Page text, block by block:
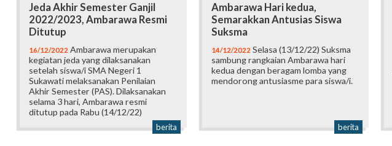
Jeda Akhir Semester Ganjil
2022/2023, Ambarawa Resmi
Ditutup
16/12/2022 Ambarawa merupakan
kegiatan jeda yang dilaksanakan
setelah siswa/i SMA Negeri 1
Sukawati melaksanakan Penilaian
Akhir Semester (PAS). Dilaksanakan
selama 3 hari, Ambarawa resmi
ditutup pada Rabu (14/12/22)
berita
Ambarawa Hari kedua,
Semarakkan Antusias Siswa
Suksma
14/12/2022 Selasa (13/12/22) Suksma
sambung rangkaian Ambarawa hari
kedua dengan beragam lomba yang
mendorong antusiasme para siswa/i.
berita